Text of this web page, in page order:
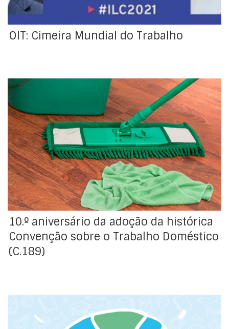
OIT: Cimeira Mundial do Trabalho
A Organização Internacional do Trabalho (OIT),
antecipando a celebração do Dia Internacional do
Trabalhador Doméstico 2021 (16 de junho), acaba de
publicar um novo relatório sobre a situação dos
trabalhadores domésticos em todo o mundo. O
relatório “Making decent work a reality for domestic
workers: Progress and prospects ten years […]
10.º aniversário da adoção da histórica
Convenção sobre o Trabalho Doméstico
(C.189)